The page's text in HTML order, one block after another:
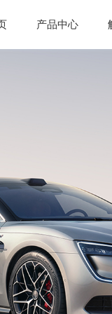
产品中心